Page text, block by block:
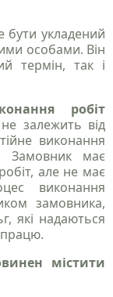
бути укладений
особами. Він
термін, так і
робіт
залежить від
виконання
Замовник має
але не має
виконання
замовника,
які надаються
містити